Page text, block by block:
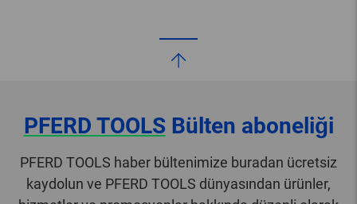
PFERD TOOLSBülten aboneliği
PFERD TOOLS haber bültenimize buradan ücretsiz
kaydolun ve PFERD TOOLS dünyasından ürünler,